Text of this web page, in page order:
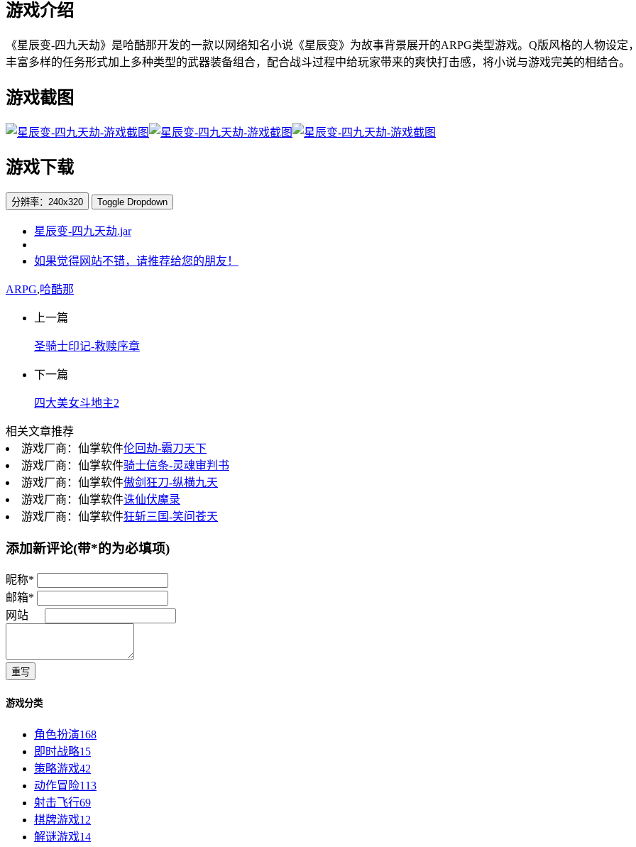
游戏介绍
《星辰变-四九天劫》是哈酷那开发的一款以网络知名小说《星辰变》为故事背景展开的ARPG类型游戏。Q版风格的人物设
丰富多样的任务形式加上多种类型的武器装备组合，配合战斗过程中给玩家带来的爽快打击感，将小说与游戏完美的相结合。
游戏截图
游戏下载
分辨率：240x320 Toggle Dropdown
星辰变-四九天劫.jar
如果觉得网站不错，请推荐给您的朋友！
ARPG,哈酷那
上一篇
圣骑士印记-救赎序章
下一篇
四大美女斗地主2
相关文章推荐
游戏厂商：仙掌软件伦回劫-霸刀天下
游戏厂商：仙掌软件骑士信条-灵魂审判书
游戏厂商：仙掌软件傲剑狂刀-纵横九天
游戏厂商：仙掌软件诛仙伏魔录
游戏厂商：仙掌软件狂斩三国-笑问苍天
添加新评论(带*的为必填项)
昵称*
邮箱*
网站
重写
游戏分类
角色扮演168
即时战略15
策略游戏42
动作冒险113
射击飞行69
棋牌游戏12
解谜游戏14